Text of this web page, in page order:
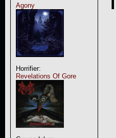
Agony
Horrifier:
Revelations Of Gore